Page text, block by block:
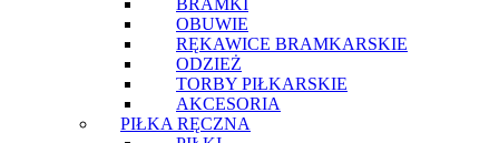
BRAMKI
OBUWIE
RĘKAWICE BRAMKARSKIE
ODZIEŻ
TORBY PIŁKARSKIE
AKCESORIA
PIŁKA RĘCZNA